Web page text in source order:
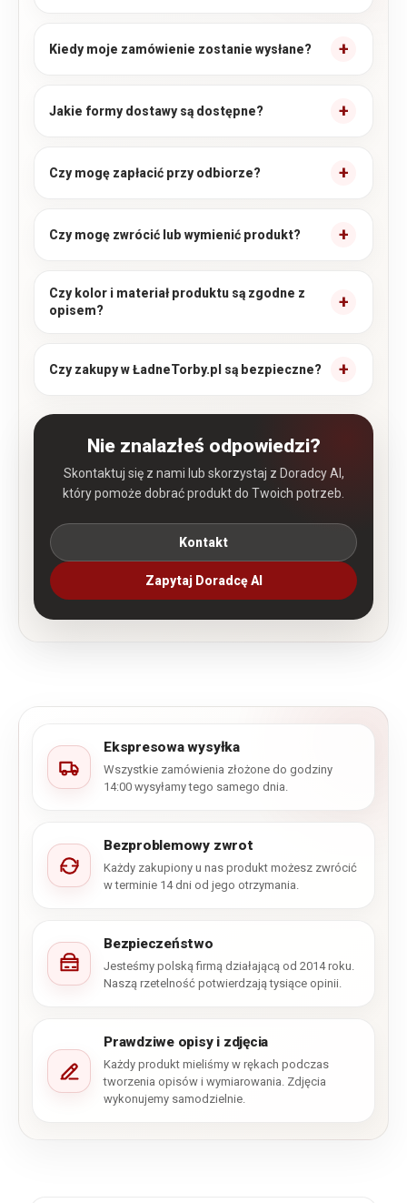
Kiedy moje zamówienie zostanie wysłane?
Jakie formy dostawy są dostępne?
Czy mogę zapłacić przy odbiorze?
Czy mogę zwrócić lub wymienić produkt?
Czy kolor i materiał produktu są zgodne z
opisem?
Czy zakupy w ŁadneTorby.pl są bezpieczne?
Nie znalazłeś odpowiedzi?
Skontaktuj się z nami lub skorzystaj z Doradcy AI,
który pomoże dobrać produkt do Twoich potrzeb.
Kontakt
Zapytaj Doradcę AI
Ekspresowa wysyłka
Wszystkie zamówienia złożone do godziny
14:00 wysyłamy tego samego dnia.
Bezproblemowy zwrot
Każdy zakupiony u nas produkt możesz zwrócić
w terminie 14 dni od jego otrzymania.
Bezpieczeństwo
Jesteśmy polską firmą działającą od 2014 roku.
Naszą rzetelność potwierdzają tysiące opinii.
Prawdziwe opisy i zdjęcia
Każdy produkt mieliśmy w rękach podczas
tworzenia opisów i wymiarowania. Zdjęcia
wykonujemy samodzielnie.